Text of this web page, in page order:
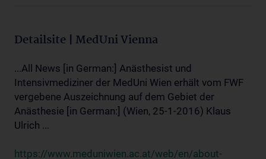
Detailsite | MedUni Vienna
...All News [in German:] Anästhesist und
Intensivmediziner der MedUni Wien erhält vom FWF
vergebene Auszeichnung auf dem Gebiet der
Anästhesie [in German:] (Wien, 25-1-2016) Klaus
Ulrich ...
https://www.meduniwien.ac.at/web/en/about-